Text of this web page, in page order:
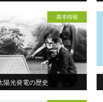
基本情報
陽光発電の歴史